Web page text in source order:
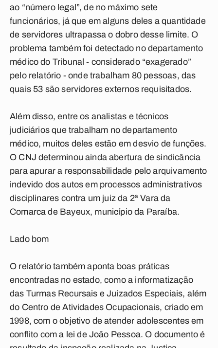
ao “número legal”, de no máximo sete
funcionários, já que em alguns deles a quantidade
de servidores ultrapassa o dobro desse limite. O
problema também foi detectado no departamento
médico do Tribunal - considerado “exagerado”
pelo relatório - onde trabalham 80 pessoas, das
quais 53 são servidores externos requisitados.
Além disso, entre os analistas e técnicos
judiciários que trabalham no departamento
médico, muitos deles estão em desvio de funções.
O CNJ determinou ainda abertura de sindicância
para apurar a responsabilidade pelo arquivamento
indevido dos autos em processos administrativos
disciplinares contra um juiz da 2ª Vara da
Comarca de Bayeux, município da Paraíba.
Lado bom
O relatório também aponta boas práticas
encontradas no estado, como a informatização
das Turmas Recursais e Juizados Especiais, além
do Centro de Atividades Ocupacionais, criado em
1998, com o objetivo de atender adolescentes em
conflito com a lei de João Pessoa. O documento é